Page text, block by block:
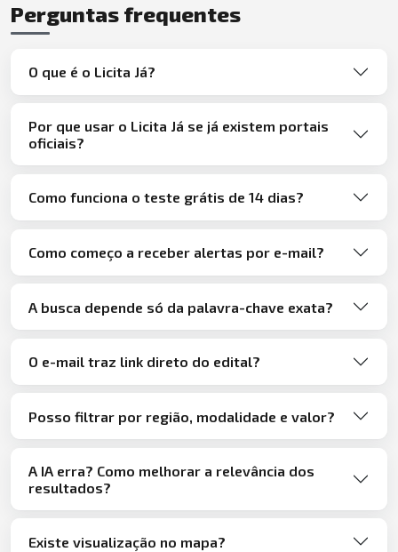
Perguntas frequentes
O que é o Licita Já?
Por que usar o Licita Já se já existem portais
oficiais?
Como funciona o teste grátis de 14 dias?
Como começo a receber alertas por e-mail?
A busca depende só da palavra-chave exata?
O e-mail traz link direto do edital?
Posso filtrar por região, modalidade e valor?
A IA erra? Como melhorar a relevância dos
resultados?
Existe visualização no mapa?